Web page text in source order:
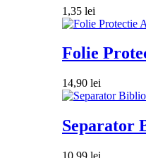
1,35 lei
Folie
14,90 lei
Separator